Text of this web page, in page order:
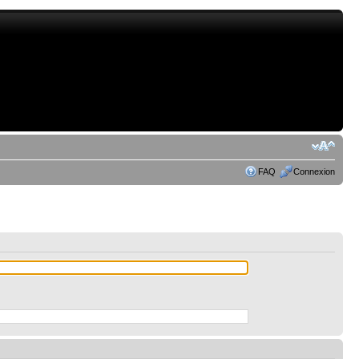
FAQ Connexion